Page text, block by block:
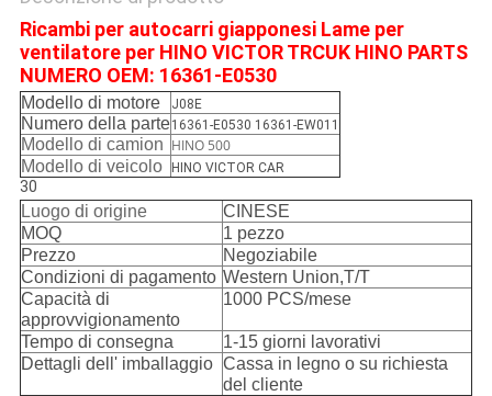
Ricambi per autocarri giapponesi Lame per
ventilatore per HINO VICTOR TRCUK HINO PARTS
NUMERO OEM: 16361-E0530
Modello di motore J08E
Numero della parte16361-E0530 16361-EW011
Modello di camion HINO 500
Modello di veicolo
HINO VICTOR CAR
30
Luogo di origine
CINESE
MOQ
1 pezzo
Prezzo
Negoziabile
Condizioni di pagamento Western Union,T/T
Capacità di
approvvigionamento
1000 PCS/mese
Tempo di consegna
1-15 giorni lavorativi
Dettagli dell' imballaggio Cassa in legno o su richiesta
del cliente